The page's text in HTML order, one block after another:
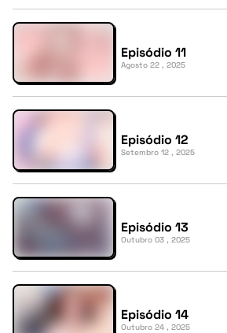
Episódio 11
Agosto 22 , 2025
Episódio 12
Setembro 12 , 2025
Episódio 13
Outubro 03 , 2025
Episódio 14
Outubro 24 , 2025